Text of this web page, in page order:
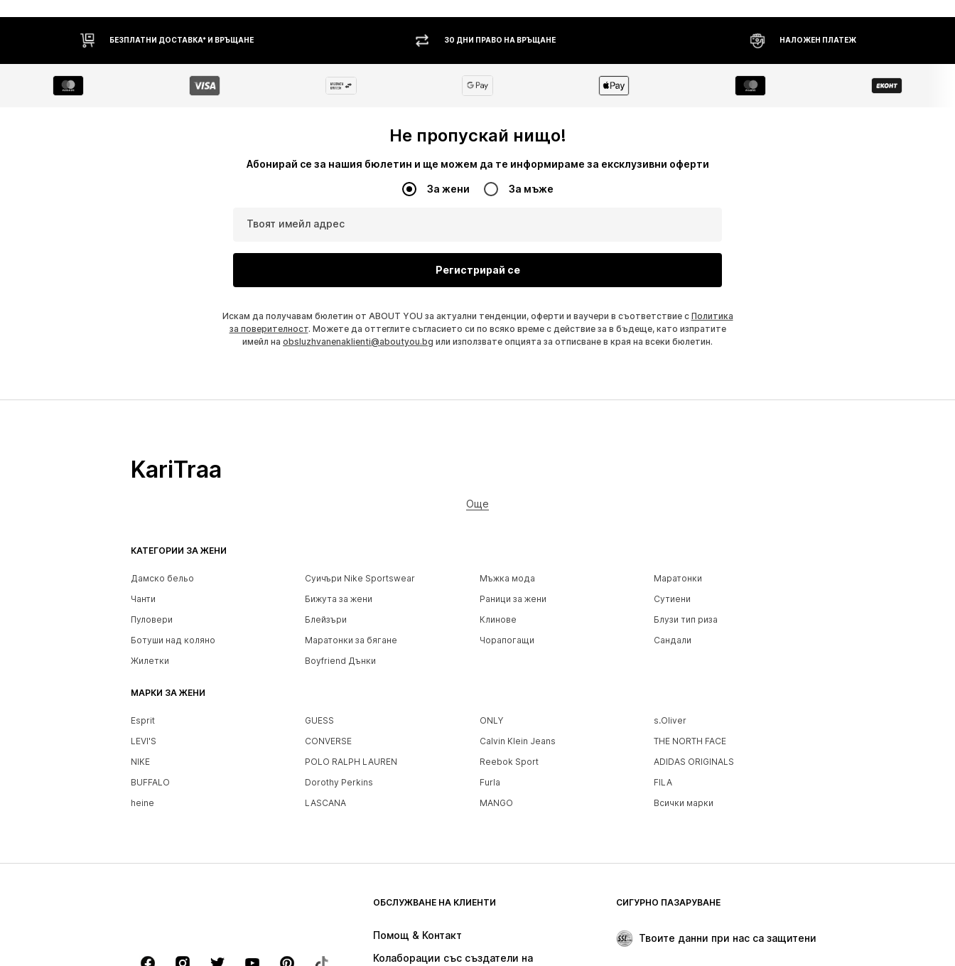
БЕЗПЛАТНИ ДОСТАВКА* И ВРЪЩАНЕ 30 ДНИ ПРАВО НА ВРЪЩАНЕ НАЛОЖЕН ПЛАТЕЖ
Не пропускай нищо!
Абонирай се за нашия бюлетин и ще можем да те информираме за ексклузивни оферти
За жени За мъже
Твоят имейл адрес
Регистрирай се
Искам да получавам бюлетин от ABOUT YOU за актуални тенденции, оферти и ваучери в съответствие с Политика
за поверителност. Можете да оттеглите съгласието си по всяко време с действие за в бъдеще, като изпратите
имейл на obsluzhvanenaklienti@aboutyou.bg или използвате опцията за отписване в края на всеки бюлетин.
КАТЕГОРИИ ЗА ЖЕНИ
Дамско бельо Суичъри Nike Sportswear Мъжка мода
Маратонки
Чанти
Бижута за жени Раници за жени
Сутиени
Пуловери
Блейзъри Клинове
Блузи тип риза
Ботуши над коляно
Маратонки за бягане Чорапогащи
Сандали
Жилетки
Boyfriend Дънки
МАРКИ ЗА ЖЕНИ
Esprit GUESS ONLY
s.Oliver
LEVI'S
CONVERSE Calvin Klein Jeans
THE NORTH FACE
NIKE
POLO RALPH LAUREN Reebok Sport
ADIDAS ORIGINALS
BUFFALO
Dorothy Perkins Furla
FILA
heine
LASCANA MANGO Всички марки
ОБСЛУЖВАНЕ НА КЛИЕНТИ
Помощ & Контакт
Колаборации със създатели на
СИГУРНО ПАЗАРУВАНЕ
Твоите данни при нас са защитени
KariTraa
Още